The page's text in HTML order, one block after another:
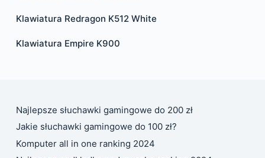
Klawiatura Redragon K512 White
Klawiatura Empire K900
Najlepsze słuchawki gamingowe do 200 zł
Jakie słuchawki gamingowe do 100 zł?
Komputer all in one ranking 2024